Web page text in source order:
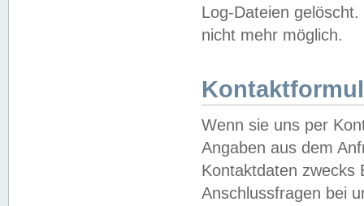
Log-Dateien
nicht mehr möglich.
Wenn sie uns per
Angaben aus dem
Kontaktdaten zwecks
Anschlussfragen bei